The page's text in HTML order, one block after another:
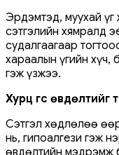
Эрдэмтэд, муухай үг
сэтгэлийн хямралд
судалгаагаар
хараалын үгийн хүч,
гэж үзжээ.
Хурц үгс өвдөлтийг
Сэтгэл хөдлөлөө
нь, гипоалгези гэж
өвдөлтийн мэдрэмж